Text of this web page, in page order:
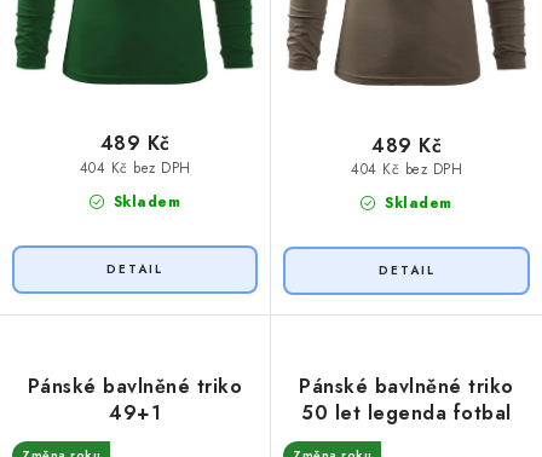
Skladem
404 Kč bez DPH
489 Kč
Skladem
404 Kč bez DPH
489 Kč
Pánské bavlněné triko
49+1
Pánské bavlněné triko
50 let legenda fotbal